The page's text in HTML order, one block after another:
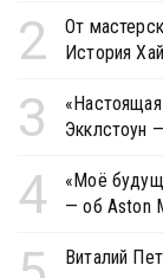
2
От
История
3
Экклстоун
4
«Моё
— об Aston
Виталий